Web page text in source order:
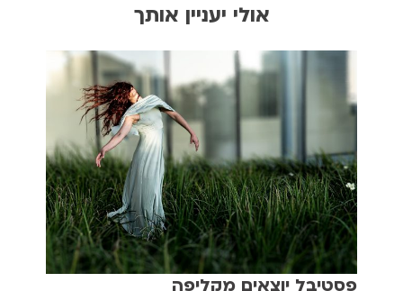
אולי יעניין אותך
פסטיבל יוצאים מקליפה